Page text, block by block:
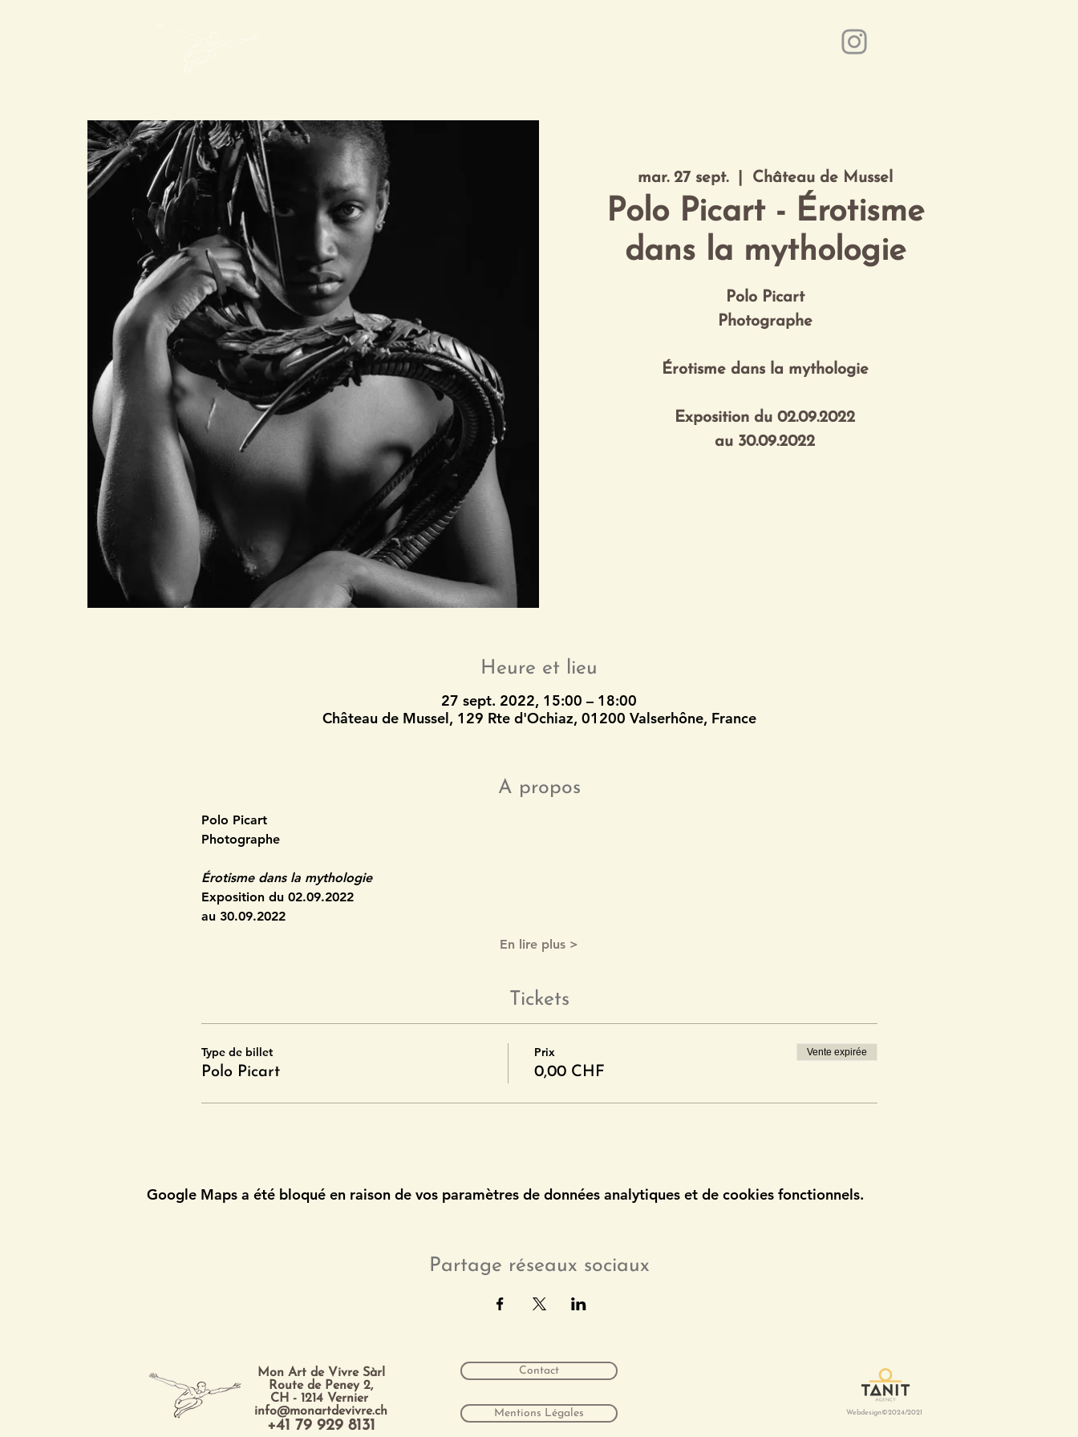
mar. 27 sept.
  |
Château de Mussel
Polo Picart - Érotisme
dans la mythologie
Polo Picart
Photographe
Érotisme dans la mythologie
Exposition du 02.09.2022
au 30.09.2022
Heure et lieu
27 sept. 2022, 15:00 – 18:00
Château de Mussel, 129 Rte d'Ochiaz, 01200 Valserhône, France
A propos
Polo Picart
Photographe
Érotisme dans la mythologie
Exposition du 02.09.2022
au 30.09.2022
En lire plus >
Tickets
Type de billet
Polo Picart
Prix
0,00 CHF
Vente expirée
Google Maps a été bloqué en raison de vos paramètres de données analytiques et de cookies fonctionnels.
Partage réseaux sociaux
Mon Art de Vivre Sàrl
Route de Peney 2,
CH - 1214 Vernier
info@monartdevivre.ch
+41 79 929 8131
Contact
Mentions Légales Webdesign©2024/2021